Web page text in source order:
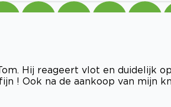
Hij reageert vlot en duidelijk
! Ook na de aankoop van mijn